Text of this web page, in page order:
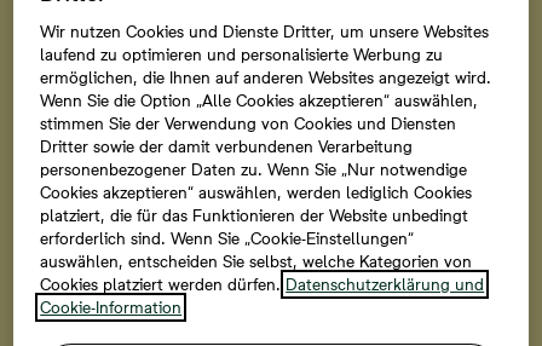
Wände
Im Quartier am alten Schlosspark erhalten Sie jetzt die
hochwertige Q3-Spachtelung der Wände und Decken
Ihrer Wunschwohnung ohne Mehrkosten*. Freuen Sie
sich auf das kostenfreie Upgrade für besonders glatte
Wände und Decken. *Das Angebot gilt bei
Kaufvertragsabschluss vom 10.06.2026 bis zum
31.08.2026. Keine Barauszahlung. Nicht mit anderen
Aktionen kombinierbar.
Wir nutzen Cookies und Dienste Dritter, um unsere Websites
laufend zu optimieren und personalisierte Werbung zu
ermöglichen, die Ihnen auf anderen Websites angezeigt wird.
Wenn Sie die Option „Alle Cookies akzeptieren“ auswählen,
stimmen Sie der Verwendung von Cookies und Diensten
Dritter sowie der damit verbundenen Verarbeitung
personenbezogener Daten zu. Wenn Sie „Nur notwendige
Cookies akzeptieren“ auswählen, werden lediglich Cookies
platziert, die für das Funktionieren der Website unbedingt
erforderlich sind. Wenn Sie „Cookie-Einstellungen“
auswählen, entscheiden Sie selbst, welche Kategorien von
Cookies platziert werden dürfen. Datenschutzerklärung und
Cookie-Information